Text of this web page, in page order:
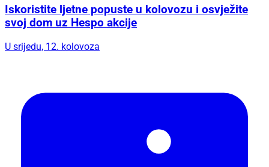
Iskoristite ljetne popuste u kolovozu i osvježite
svoj dom uz Hespo akcije
U srijedu, 12. kolovoza